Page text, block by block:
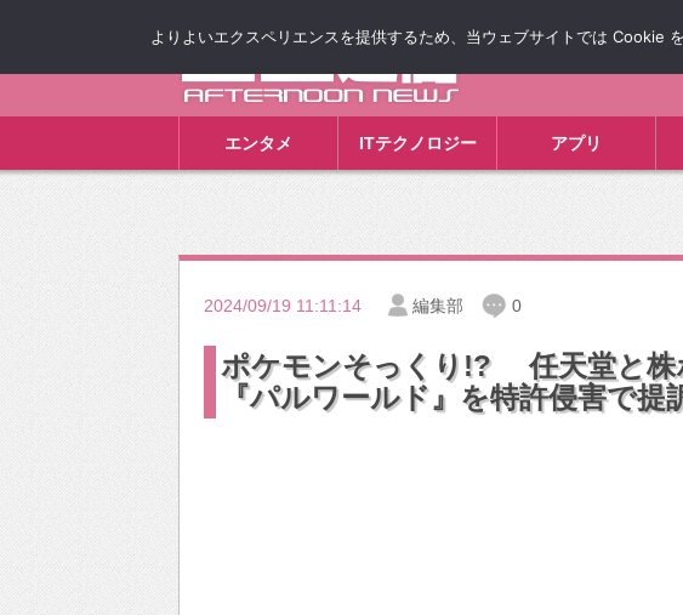
エンタメ ITテクノロジー アプリ
2024/09/19 11:11:14 編集部 0
ポケモンそっくり!? 任天堂と株
『パルワールド』を特許侵害で提
よりよいエクスペリエンスを提供するため、当ウェブサイトでは Cookie